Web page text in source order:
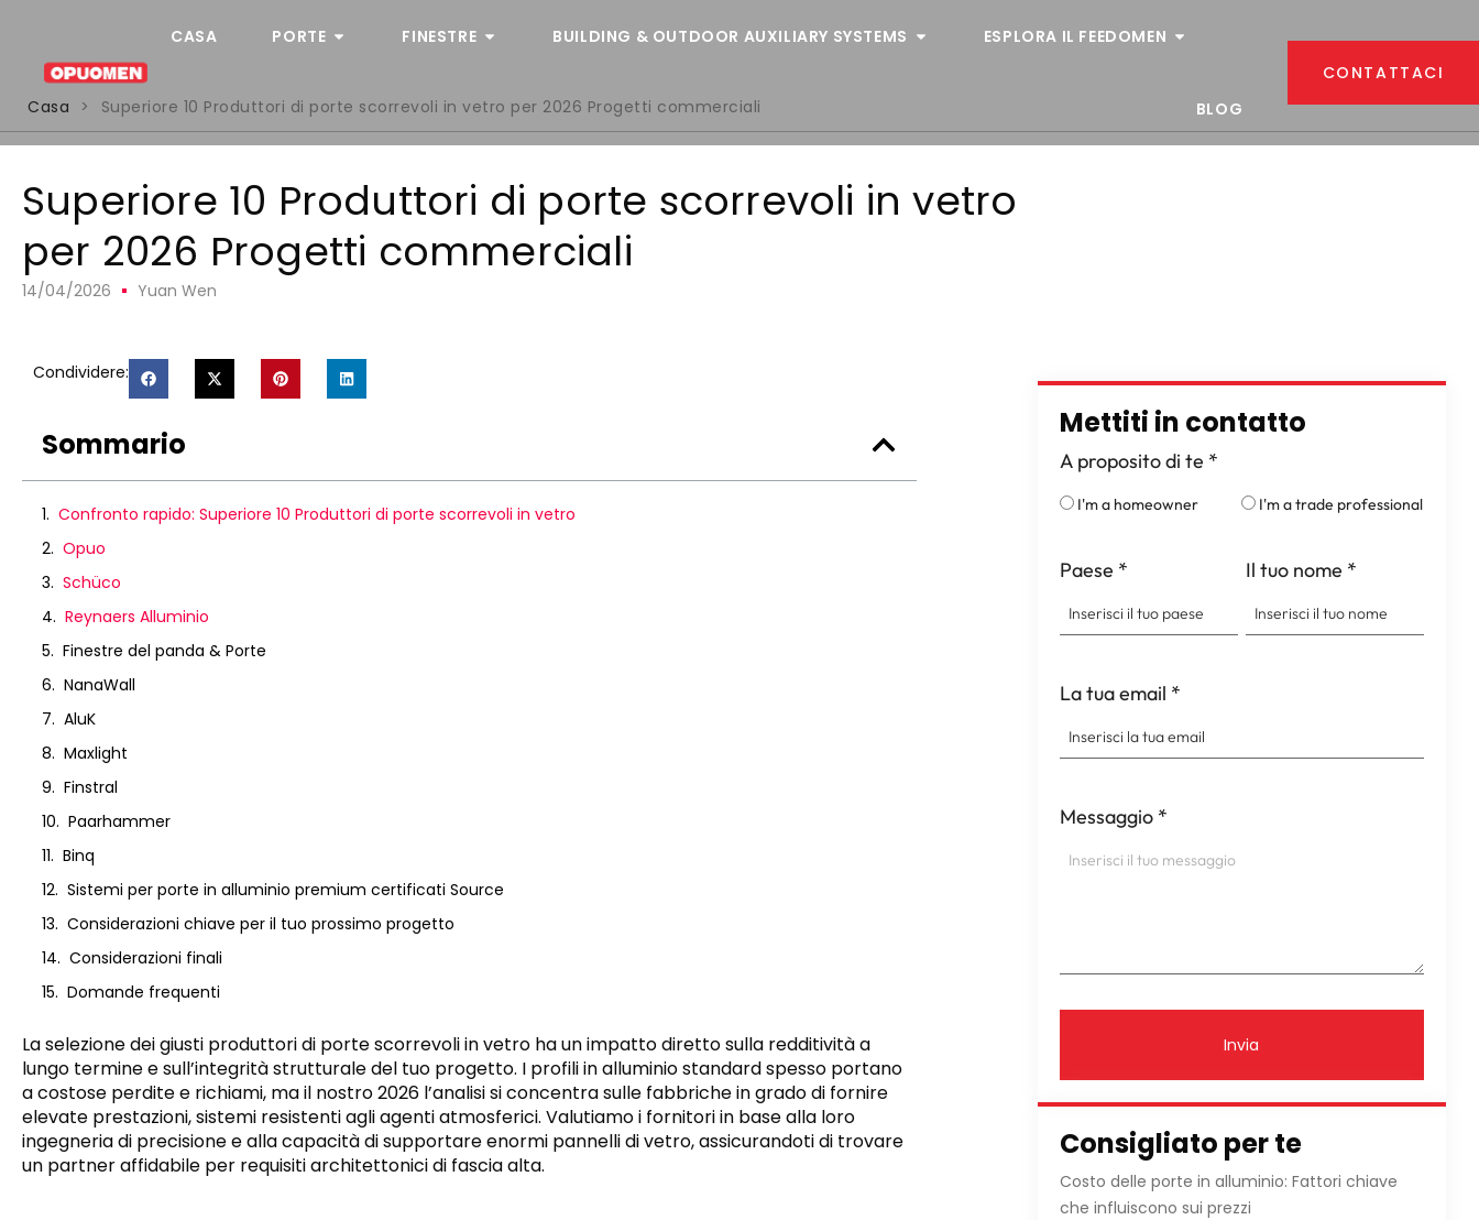
CASA PORTE FINESTRE BUILDING & OUTDOOR AUXILIARY SYSTEMS ESPLORA IL FEEDOMEN
BLOG
CONTATTACI
Casa
> Superiore 10 Produttori di porte scorrevoli in vetro per 2026 Progetti commerciali
Superiore 10 Produttori di porte scorrevoli in vetro
per 2026 Progetti commerciali
14/04/2026 Yuan Wen
Condividere:
Sommario
Confronto rapido: Superiore 10 Produttori di porte scorrevoli in vetro
Opuo
Schüco
Reynaers Alluminio
Finestre del panda & Porte
NanaWall
AluK
Maxlight
Finstral
Paarhammer
Binq
Sistemi per porte in alluminio premium certificati Source
Considerazioni chiave per il tuo prossimo progetto
Considerazioni finali
Domande frequenti
La selezione dei giusti produttori di porte scorrevoli in vetro ha un impatto diretto sulla redditività a
lungo termine e sull’integrità strutturale del tuo progetto. I profili in alluminio standard spesso portano
a costose perdite e richiami, ma il nostro 2026 l’analisi si concentra sulle fabbriche in grado di fornire
elevate prestazioni, sistemi resistenti agli agenti atmosferici. Valutiamo i fornitori in base alla loro
ingegneria di precisione e alla capacità di supportare enormi pannelli di vetro, assicurandoti di trovare
un partner affidabile per requisiti architettonici di fascia alta.
Mettiti in contatto
A proposito di te *
I'm a homeowner I'm a trade professional
Paese * Il tuo nome *
La tua email *
Messaggio *
Invia
Consigliato per te
Costo delle porte in alluminio: Fattori chiave
che influiscono sui prezzi